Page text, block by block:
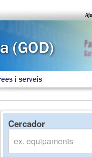
i serveis
Cercador